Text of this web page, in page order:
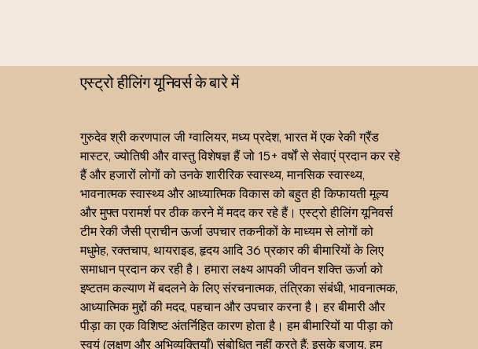
एस्ट्रो हीलिंग यूनिवर्स के बारे में
गुरुदेव श्री करणपाल जी ग्वालियर, मध्य प्रदेश, भारत में एक रेकी ग्रैंड
मास्टर, ज्योतिषी और वास्तु विशेषज्ञ हैं जो 15+ वर्षों से सेवाएं प्रदान कर रहे
हैं और हजारों लोगों को उनके शारीरिक स्वास्थ्य, मानसिक स्वास्थ्य,
भावनात्मक स्वास्थ्य और आध्यात्मिक विकास को बहुत ही किफायती मूल्य
और मुफ्त परामर्श पर ठीक करने में मदद कर रहे हैं। एस्ट्रो हीलिंग यूनिवर्स
टीम रेकी जैसी प्राचीन ऊर्जा उपचार तकनीकों के माध्यम से लोगों को
मधुमेह, रक्तचाप, थायराइड, हृदय आदि 36 प्रकार की बीमारियों के लिए
समाधान प्रदान कर रही है। हमारा लक्ष्य आपकी जीवन शक्ति ऊर्जा को
इष्टतम कल्याण में बदलने के लिए संरचनात्मक, तंत्रिका संबंधी, भावनात्मक,
आध्यात्मिक मुद्दों की मदद, पहचान और उपचार करना है। हर बीमारी और
पीड़ा का एक विशिष्ट अंतर्निहित कारण होता है। हम बीमारियों या पीड़ा को
स्वयं (लक्षण और अभिव्यक्तियाँ) संबोधित नहीं करते हैं; इसके बजाय, हम